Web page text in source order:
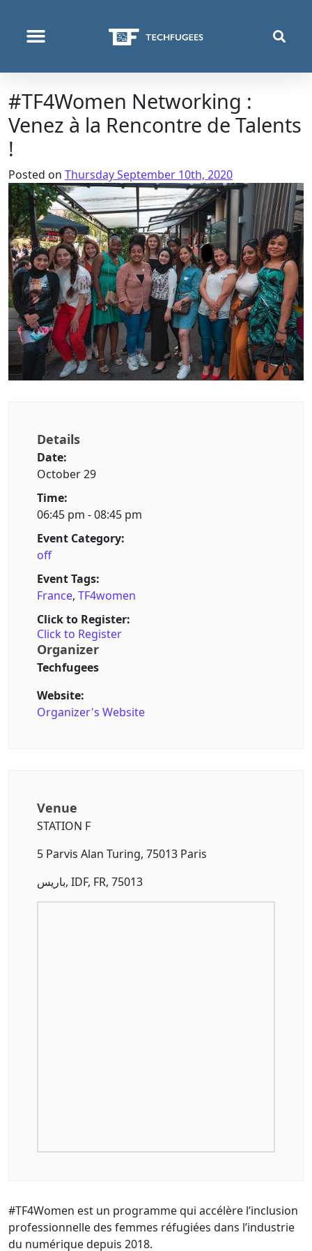
#TF4Women Networking :
Venez à la Rencontre de Talents
!
Posted on Thursday September 10th, 2020
Details
Date:
October 29
Time:
06:45 pm - 08:45 pm
Event Category:
off
Event Tags:
France, TF4women
Click to Register:
Click to Register
Organizer
Techfugees
Website:
Organizer's Website
Venue
STATION F
5 Parvis Alan Turing, 75013 Paris
باريس, IDF, FR, 75013
#TF4Women est un programme qui accélère l’inclusion
professionnelle des femmes réfugiées dans l’industrie
du numérique depuis 2018.